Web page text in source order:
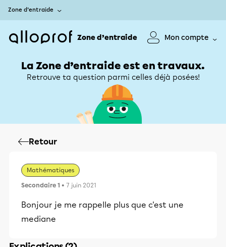
Zone d’entraide
Zone d’entraide Mon compte
La Zone d’entraide est en travaux.
Retrouve ta question parmi celles déjà posées!
Retour
Mathématiques
Secondaire 1 • 7 juin 2021
Bonjour je me rappelle plus que c'est une
mediane